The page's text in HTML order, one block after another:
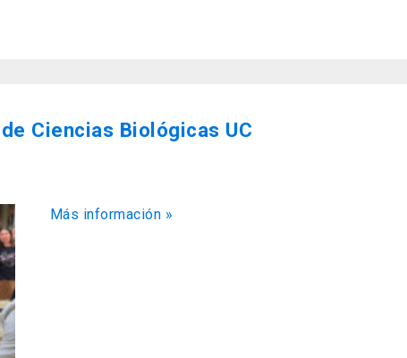
Ciencias Biológicas UC
Más información »